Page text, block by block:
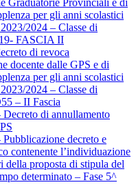
Graduatorie Provinciali e di
per gli anni scolastici
2024 – Classe di
FASCIA II
di revoca
docente dalle GPS e di
per gli anni scolastici
2024 – Classe di
– II Fascia
Decreto di annullamento
decreto e
contenente l’individuazione
della proposta di stipula del
determinato – Fase 5^